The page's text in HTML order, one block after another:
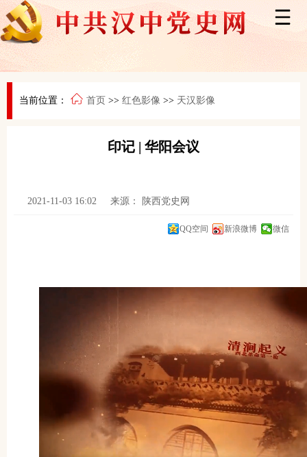
当前位置： 首页 >> 红色影像 >> 天汉影像
印记 | 华阳会议
2021-11-03 16:02 来源： 陕西党史网
QQ空间 新浪微博 微信